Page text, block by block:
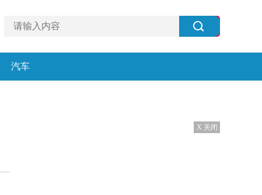
汽车
X 关闭